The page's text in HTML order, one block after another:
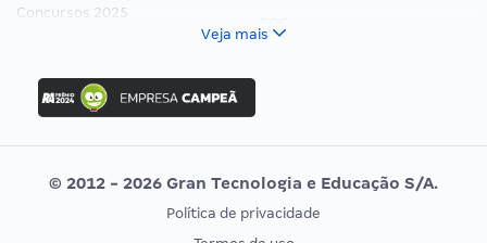
Concursos 2025
Concurso Nacional Unificado
Concurso Ibama
Concurso MPU
Editais publicados
Vunesp
CONCURSOS POR PROFISSÃO EXAME DE ORDEM
Veja mais
© 2012 - 2026 Gran Tecnologia e Educação S/A.
Política de privacidade